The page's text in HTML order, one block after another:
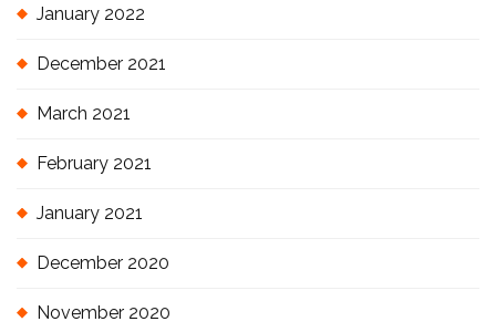
January 2022
December 2021
March 2021
February 2021
January 2021
December 2020
November 2020